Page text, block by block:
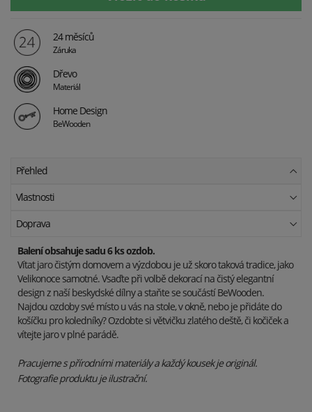
24 měsíců
Záruka
Dřevo
Materiál
Home Design
BeWooden
Přehled
Vlastnosti
Doprava
Balení obsahuje sadu 6 ks ozdob.
Vítat jaro čistým domovem a výzdobou je už skoro taková tradice, jako
Velikonoce samotné. Vsaďte při volbě dekorací na čistý elegantní
design z naší beskydské dílny a staňte se součástí BeWooden.
Najdou ozdoby své místo u vás na stole, v okně, nebo je přidáte do
košíčku pro koledníky? Ozdobte si větvičku zlatého deště, či kočiček a
vítejte jaro v plné parádě.
Pracujeme s přírodními materiály a každý kousek je originál.
Fotografie produktu je ilustrační.